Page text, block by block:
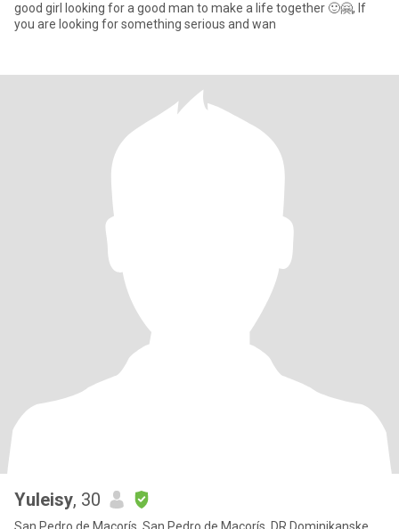
good girl looking for a good man to make a life together 🙂🤗, If
you are looking for something serious and wan
Yuleisy, 30